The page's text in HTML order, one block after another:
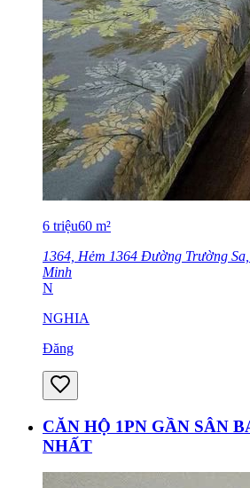
6 triệu60 m²
1364, Hẻm 1364 Đường Trường
Minh
N
NGHIA
Đăng
CĂN HỘ 1PN GẦN SÂN
NHẤT